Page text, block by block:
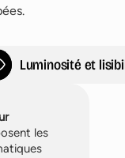
Luminosité et
les